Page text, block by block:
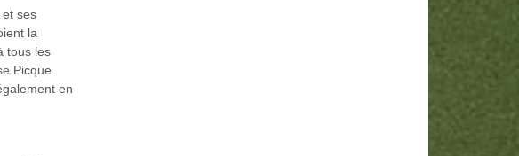
et ses
la
tous les
Picque
en